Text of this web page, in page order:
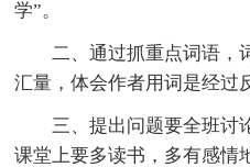
学”。
二、通过抓重点词语，
汇量，体会作者用词是经过
三、提出问题要全班讨
课堂上要多读书，多有感情